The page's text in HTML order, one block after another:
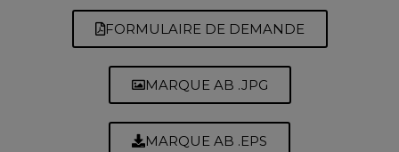
FORMULAIRE DE DEMANDE
MARQUE AB .JPG
MARQUE AB .EPS